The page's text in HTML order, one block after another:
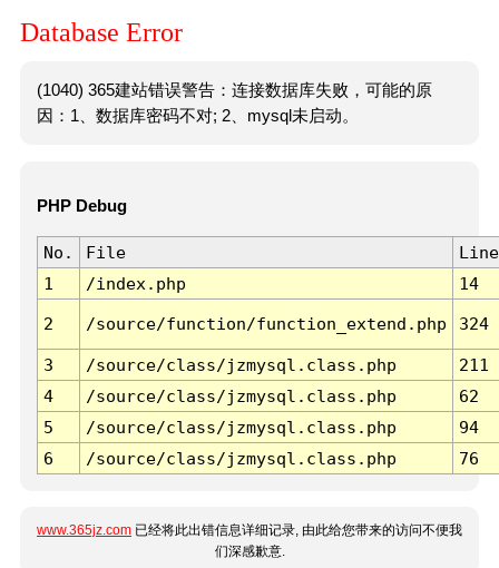
Database Error
(1040) 365建站错误警告：连接数据库失败，可能的原
因：1、数据库密码不对; 2、mysql未启动。
PHP Debug
No. File
Line
1
/index.php 14
2 /source/function/function_extend.php 324
3 /source/class/jzmysql.class.php
211
4
/source/class/jzmysql.class.php
62
5
/source/class/jzmysql.class.php
94
6
/source/class/jzmysql.class.php 76
www.365jz.com 已经将此出错信息详细记录, 由此给您带来的访问不便我
们深感歉意.